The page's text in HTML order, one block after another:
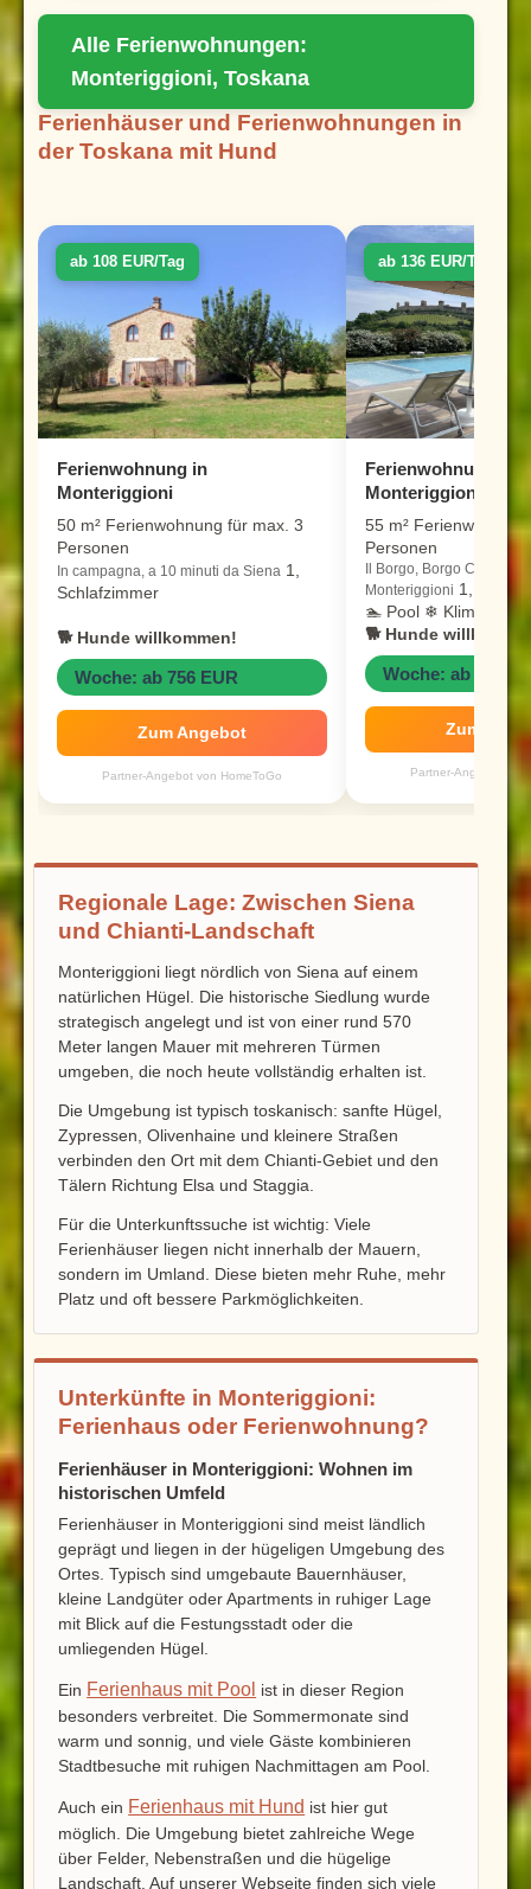
Alle Ferienwohnungen:
Monteriggioni, Toskana
Ferienhäuser und Ferienwohnungen in
der Toskana mit Hund
ab 108 EUR/Tag
Ferienwohnung in
Monteriggioni
50 m² Ferienwohnung für max. 3
Personen
In campagna, a 10 minuti da Siena 1,
Schlafzimmer
🐕 Hunde willkommen!
Woche: ab 756 EUR
Zum Angebot
Partner-Angebot von HomeToGo
ab 136 EUR/Tag
Ferienwohnung in
Monteriggioni
55 m²
Personen
Il Borgo, Borgo
Monteriggioni 1,
🏊 Pool ❄
🐕 Hunde
Woche: ab 952
Zum
Partner-Angebot von
Regionale Lage: Zwischen Siena
und Chianti-Landschaft
Monteriggioni liegt nördlich von Siena auf einem
natürlichen Hügel. Die historische Siedlung wurde
strategisch angelegt und ist von einer rund 570
Meter langen Mauer mit mehreren Türmen
umgeben, die noch heute vollständig erhalten ist.
Die Umgebung ist typisch toskanisch: sanfte Hügel,
Zypressen, Olivenhaine und kleinere Straßen
verbinden den Ort mit dem Chianti-Gebiet und den
Tälern Richtung Elsa und Staggia.
Für die Unterkunftssuche ist wichtig: Viele
Ferienhäuser liegen nicht innerhalb der Mauern,
sondern im Umland. Diese bieten mehr Ruhe, mehr
Platz und oft bessere Parkmöglichkeiten.
Unterkünfte in Monteriggioni:
Ferienhaus oder Ferienwohnung?
Ferienhäuser in Monteriggioni: Wohnen im
historischen Umfeld
Ferienhäuser in Monteriggioni sind meist ländlich
geprägt und liegen in der hügeligen Umgebung des
Ortes. Typisch sind umgebaute Bauernhäuser,
kleine Landgüter oder Apartments in ruhiger Lage
mit Blick auf die Festungsstadt oder die
umliegenden Hügel.
Ein Ferienhaus mit Pool ist in dieser Region
besonders verbreitet. Die Sommermonate sind
warm und sonnig, und viele Gäste kombinieren
Stadtbesuche mit ruhigen Nachmittagen am Pool.
Auch ein Ferienhaus mit Hund ist hier gut
möglich. Die Umgebung bietet zahlreiche Wege
über Felder, Nebenstraßen und die hügelige
Landschaft. Auf unserer Webseite finden sich viele